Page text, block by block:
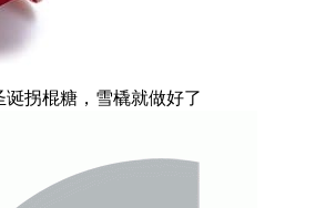
拐棍糖，雪橇就做好了